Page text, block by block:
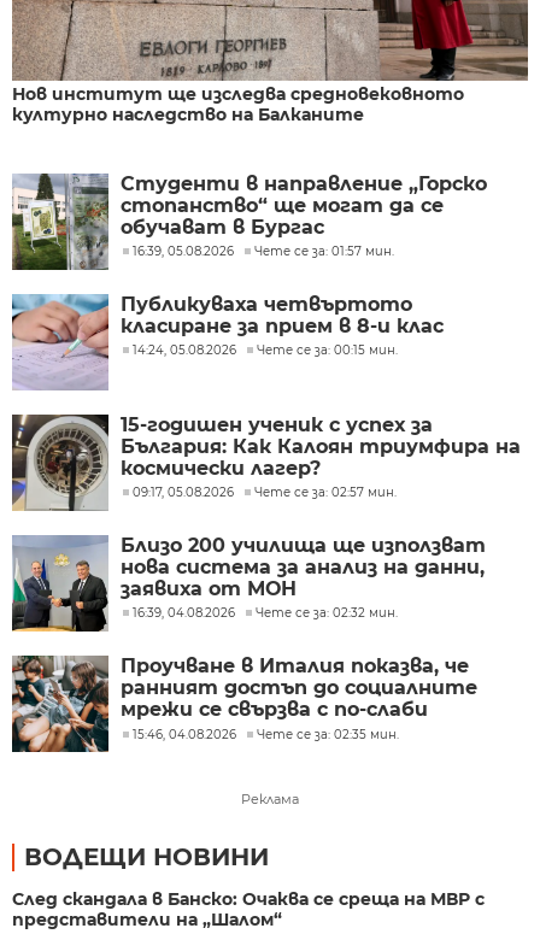
Нов институт ще изследва средновековното
културно наследство на Балканите
Студенти в направление „Горско
стопанство“ ще могат да се
обучават в Бургас
16:39, 05.08.2026 Чете се за: 01:57 мин.
Публикуваха четвъртото
класиране за прием в 8-и клас
14:24, 05.08.2026 Чете се за: 00:15 мин.
15-годишен ученик с успех за
България: Как Калоян триумфира на
космически лагер?
09:17, 05.08.2026 Чете се за: 02:57 мин.
Близо 200 училища ще използват
нова система за анализ на данни,
заявиха от МОН
16:39, 04.08.2026 Чете се за: 02:32 мин.
Проучване в Италия показва, че
ранният достъп до социалните
мрежи се свързва с по-слаби
резултати в училище
15:46, 04.08.2026 Чете се за: 02:35 мин.
Реклама
ВОДЕЩИ НОВИНИ
След скандала в Банско: Очаква се среща на МВР с
представители на „Шалом“